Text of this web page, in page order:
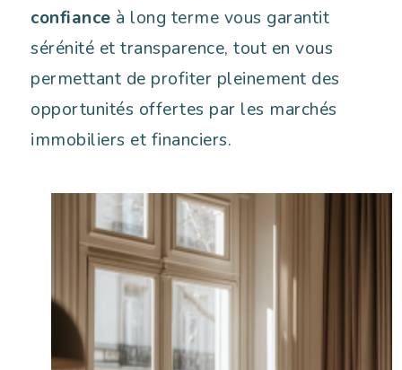
confiance à long terme vous garantit
sérénité et transparence, tout en vous
permettant de profiter pleinement des
opportunités offertes par les marchés
immobiliers et financiers.